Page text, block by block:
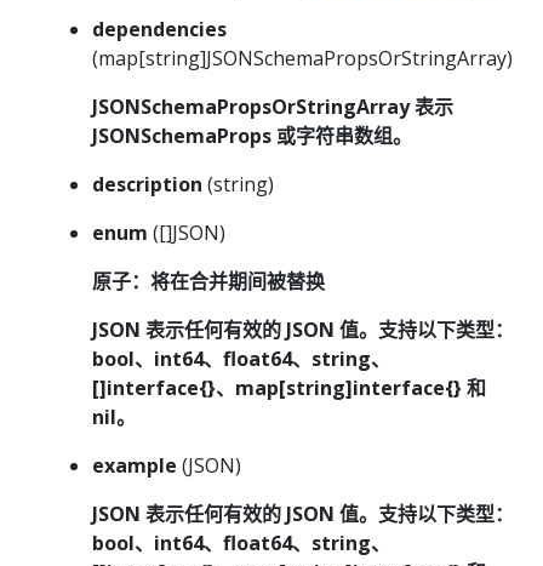
dependencies
(map[string]JSONSchemaPropsOrStringArray)
JSONSchemaPropsOrStringArray 表示
JSONSchemaProps 或字符串数组。
description (string)
enum ([]JSON)
原子：将在合并期间被替换
JSON 表示任何有效的 JSON 值。支持以下类型：
bool、int64、float64、string、
[]interface{}、map[string]interface{} 和
nil。
example (JSON)
JSON 表示任何有效的 JSON 值。支持以下类型：
bool、int64、float64、string、